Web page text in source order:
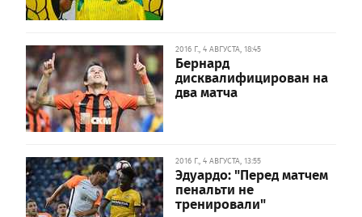
2016 Г., 4 АВГУСТА, 18:45
Бернард
дисквалифицирован на
два матча
2016 Г., 4 АВГУСТА, 13:55
Эдуардо: "Перед матчем
пенальти не
тренировали"